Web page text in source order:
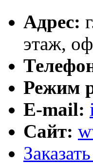
Адрес:
этаж,
Режим
E-mail:
Сайт: